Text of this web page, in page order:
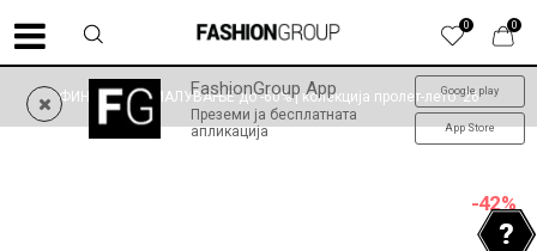
0
0
FashionGroup App
Преземи ја бесплатната
апликација
Google play
App Store
ФИНАЛНО НАМАЛУВАЊЕ до -60% | колекција пролет-лето '26
-42%